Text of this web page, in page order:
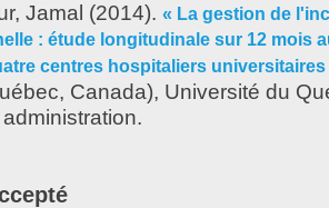
Jamal (2014). « La gestion de
: étude longitudinale sur 12 mois
centres hospitaliers universitaires
Canada), Université du